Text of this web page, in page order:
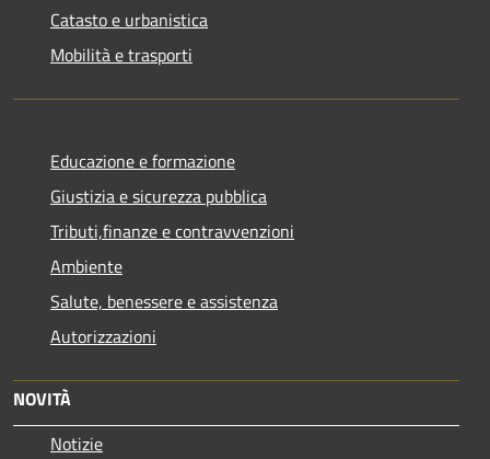
Catasto e urbanistica
Mobilità e trasporti
Educazione e formazione
Giustizia e sicurezza pubblica
Tributi,finanze e contravvenzioni
Ambiente
Salute, benessere e assistenza
Autorizzazioni
NOVITÀ
Notizie